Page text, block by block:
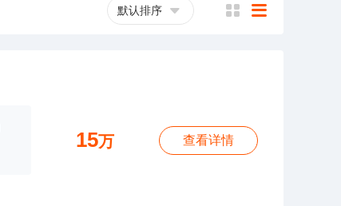
默认排序 横 列
15万 查看详情